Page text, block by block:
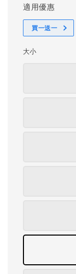
適用優惠
買一送一
大小